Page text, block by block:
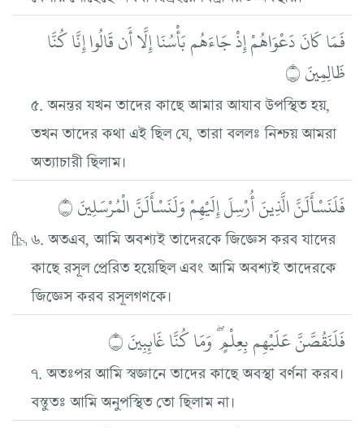
فَمَا كَانَ دَعْوَاهُمْ إِذْ جَاءَهُم بَأْسُنَا إِلَّا أَن قَالُوا إِنَّا كُنَّا
ظَالِمِينَ ۝
৫. অনন্তর যখন তাদের কাছে আমার আযাব উপস্থিত হয়,
তখন তাদের কথা এই ছিল যে, তারা বললঃ নিশ্চয় আমরা
অত্যাচারী ছিলাম।
فَلَنَسْأَلَنَّ الَّذِينَ أُرْسِلَ إِلَيْهِمْ وَلَنَسْأَلَنَّ الْمُرْسَلِينَ ۝
৬. অতএব, আমি অবশ্যই তাদেরকে জিজ্ঞেস করব যাদের
কাছে রসূল প্রেরিত হয়েছিল এবং আমি অবশ্যই তাদেরকে
জিজ্ঞেস করব রসূলগণকে।
فَلَنَقُصَّنَّ عَلَيْهِم بِعِلْمٍ ۖ وَمَا كُنَّا غَائِبِينَ ۝
৭. অতঃপর আমি স্বজ্ঞানে তাদের কাছে অবস্থা বর্ণনা করব।
বস্তুতঃ আমি অনুপস্থিত তো ছিলাম না।